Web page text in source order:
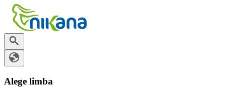
Alege limba